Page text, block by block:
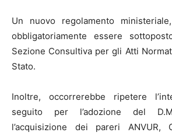
Un nuovo regolamento
obbligatoriamente essere
Sezione Consultiva per gli Atti
Stato.
Inoltre, occorrerebbe ripetere
seguito per l’adozione del
l’acquisizione dei pareri